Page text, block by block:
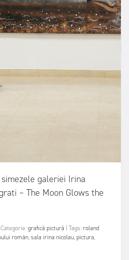
galeriei Irina
– The Moon Glows the
Categorie:grafică pictură Tags:roland
român,sala irina nicolau,pictura,